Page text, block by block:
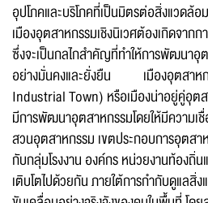
อุปโภคและบริโภคที่เป็นมิตรต่อสิ่งแวดล้
เมืองอุตสาหกรรมเชิงนิเวศต้องเกิดจาก
ซึ่งจะเป็นกลไกสำคัญที่ทำให้การพัฒนาอุต
อย่างมั่นคงและยั่งยืน เมืองอุตสาหก
Industrial Town) หรือเมืองน่าอยู่คู่อุต
มีการพัฒนาอุตสาหกรรมโดยให้มีความเ
สวนอุตสาหกรรม เขตประกอบการอุตส
กับกลุ่มโรงงาน องค์กร หน่วยงานท้องถิ่น
เติบโตไปด้วยกัน ภายใต้การกำกับดูแลสิ่